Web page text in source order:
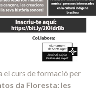
el curs de formació per
da Floresta: les